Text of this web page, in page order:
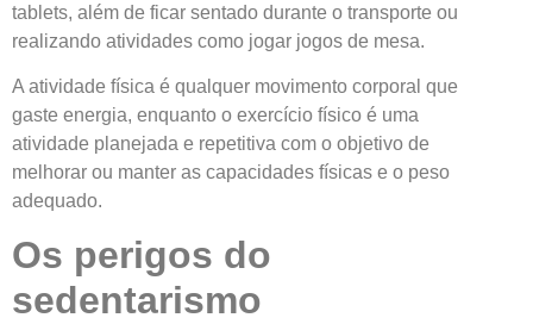
tablets, além de ficar sentado durante o transporte ou
realizando atividades como jogar jogos de mesa.
A atividade física é qualquer movimento corporal que
gaste energia, enquanto o exercício físico é uma
atividade planejada e repetitiva com o objetivo de
melhorar ou manter as capacidades físicas e o peso
adequado.
Os perigos do
sedentarismo